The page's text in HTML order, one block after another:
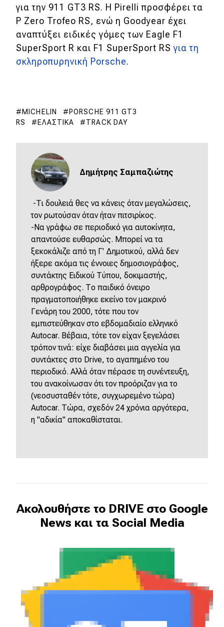
για την 911 GT3 RS. Η Pirelli προσφέρει τα
P Zero Trofeo RS, ενώ η Goodyear έχει
αναπτύξει ειδικές γόμες των Eagle F1
SuperSport R και F1 SuperSport RSγια τη
σκληροπυρηνική Porsche.
MICHELIN
PORSCHE 911 GT3
RS
ΕΛΑΣΤΙΚΆ TRACK DAY
Δημήτρης Σαμπαζιώτης
-Τι δουλειά θες να κάνεις όταν μεγαλώσεις,
τον ρωτούσαν όταν ήταν πιτσιρίκος.
-Να γράφω σε περιοδικό για αυτοκίνητα,
απαντούσε ευθαρσώς. Μπορεί να τα
ξεκοκάλιζε από τη Γ' Δημοτικού, αλλά δεν
ήξερε ακόμα τις έννοιες δημοσιογράφος,
συντάκτης Ειδικού Τύπου, δοκιμαστής,
αρθρογράφος. Το παιδικό όνειρο
πραγματοποιήθηκε εκείνο τον μακρινό
Γενάρη του 2000, τότε που τον
εμπιστεύθηκαν στο εβδομαδιαίο ελληνικό
Autocar. Βέβαια, τότε τον είχαν ξεγελάσει
τρόπον τινά: είχε διαβάσει μια αγγελία για
συντάκτες στο Drive, το αγαπημένο του
περιοδικό. Αλλά όταν πέρασε τη συνέντευξη,
του ανακοίνωσαν ότι τον προόριζαν για το
(νεοσυσταθέν τότε, συγχωρεμένο τώρα)
Autocar. Τώρα, σχεδόν 24 χρόνια αργότερα,
η "αδικία" αποκαθίσταται.
Ακολουθήστε το DRIVE στο Google
News και τα Social Media